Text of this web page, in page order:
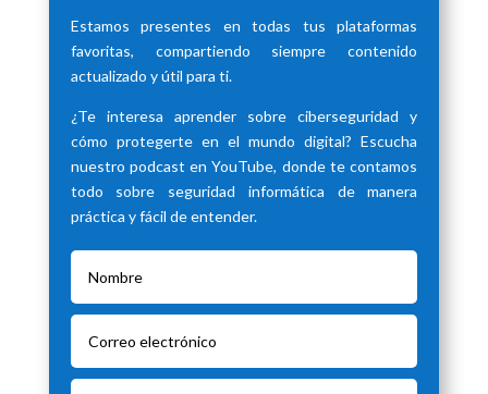
Estamos presentes en todas tus plataformas
favoritas, compartiendo siempre contenido
actualizado y útil para ti.
¿Te interesa aprender sobre ciberseguridad y
cómo protegerte en el mundo digital? Escucha
nuestro podcast en YouTube, donde te contamos
todo sobre seguridad informática de manera
práctica y fácil de entender.